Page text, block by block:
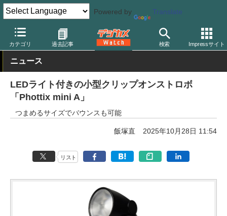
Powered by Translate
カテゴリ 過去記事 検索 Impressサイト
デジカメ Watch 撮影用品 ストロボ（フラッシュ）
ニュース
LEDライト付きの小型クリップオンストロボ
「Phottix mini A」
つまめるサイズでバウンスも可能
飯塚直 2025年10月28日 11:54
リスト